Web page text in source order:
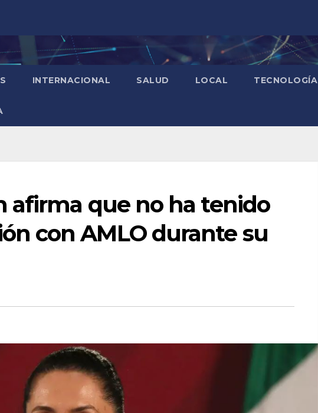
INTERNACIONAL SALUD LOCAL TECNOLOGÍA
afirma que no ha tenido
con AMLO durante su